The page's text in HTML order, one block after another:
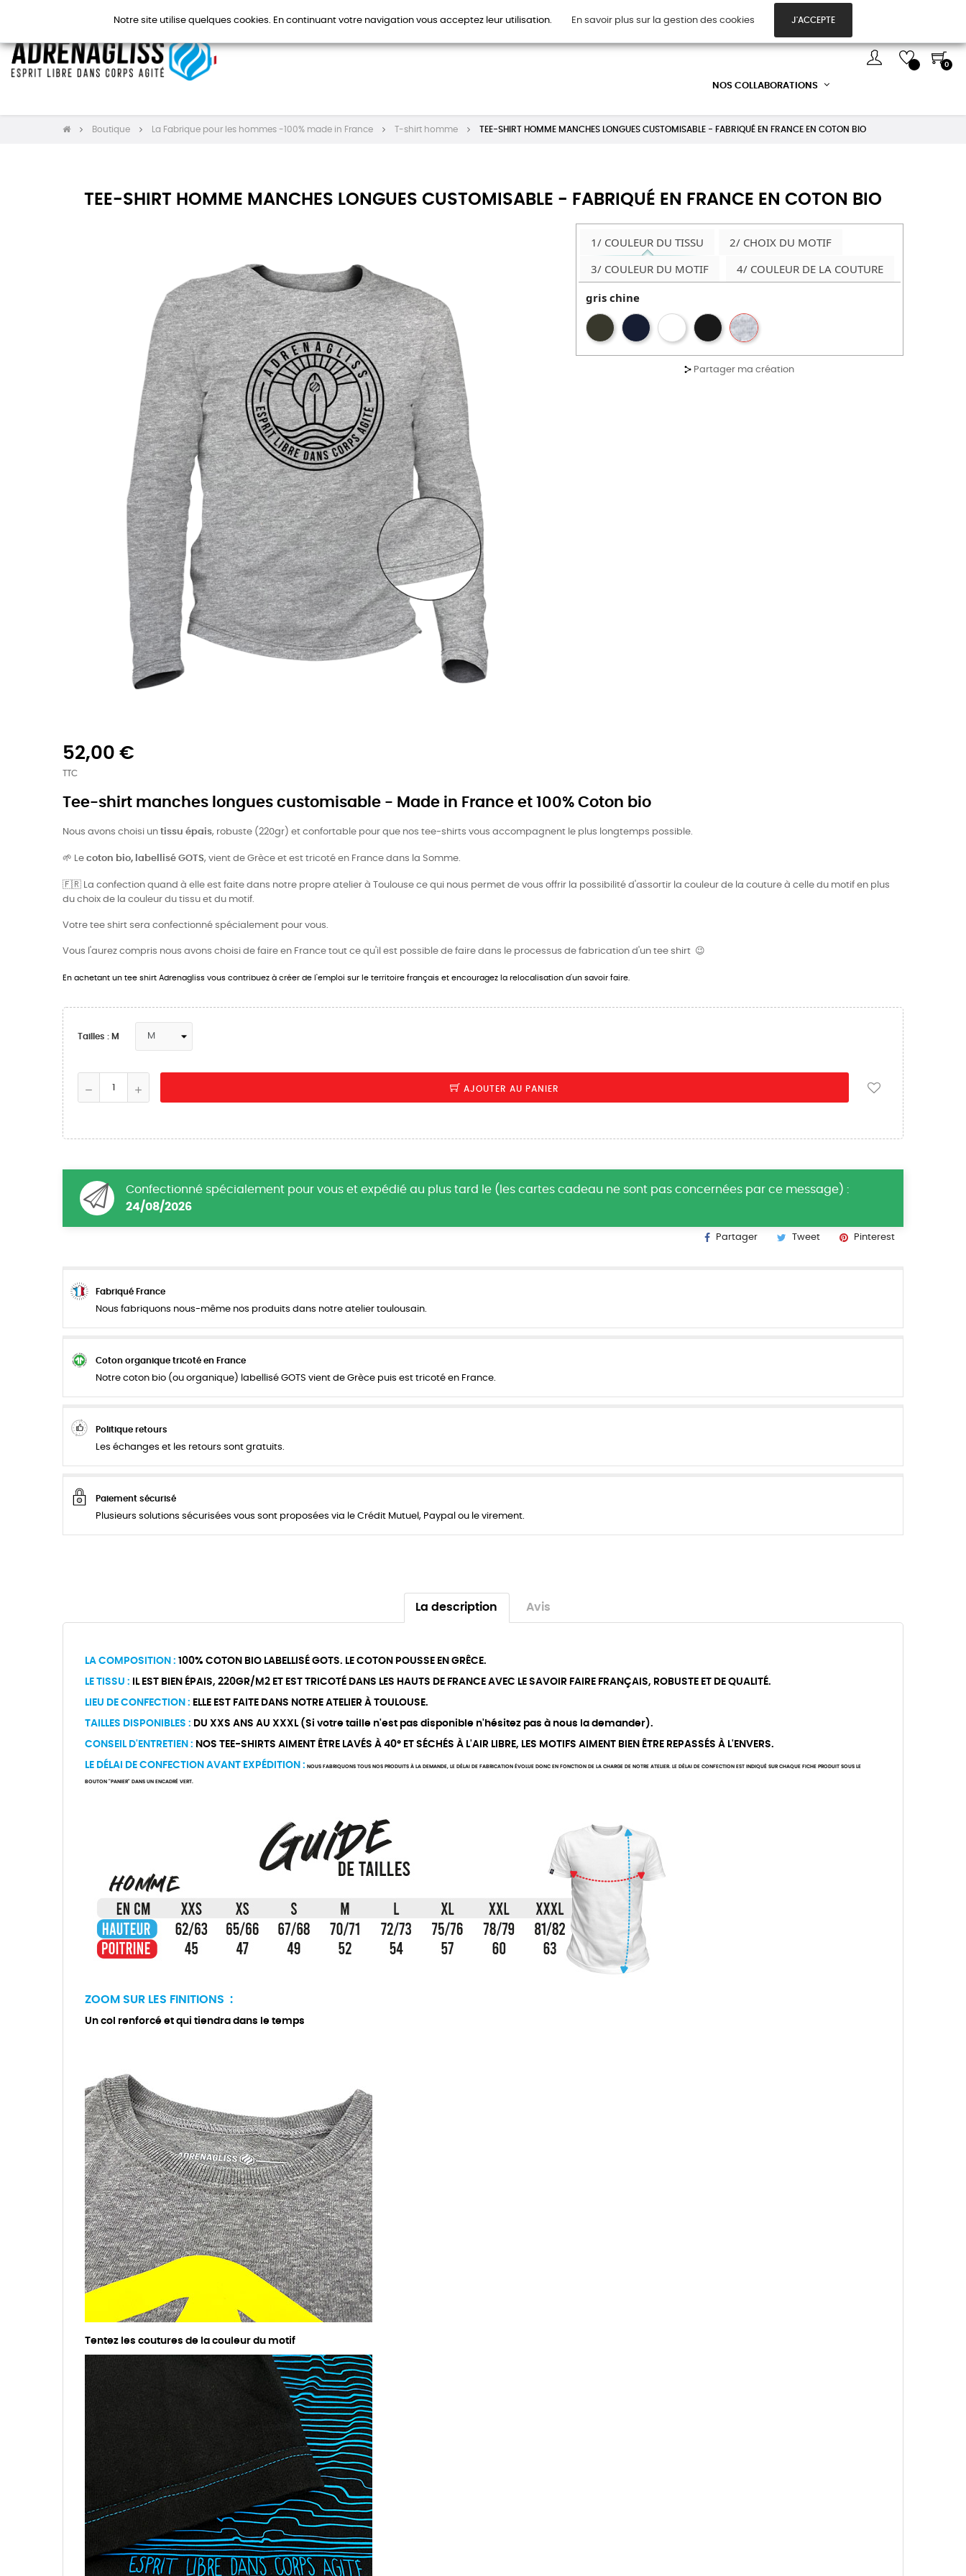
HOMMES FEMMES CARTES CADEAUX
NOS COLLABORATIONS
0
Boutique La Fabrique pour les hommes -100% made in France T-shirt homme TEE-SHIRT HOMME MANCHES LONGUES CUSTOMISABLE - FABRIQUÉ EN FRANCE EN COTON BIO
TEE-SHIRT HOMME MANCHES LONGUES CUSTOMISABLE - FABRIQUÉ EN FRANCE EN COTON BIO
1/ COULEUR DU TISSU
2/ CHOIX DU MOTIF
3/ COULEUR DU MOTIF
4/ COULEUR DE LA COUTURE
gris chine
Partager ma création
52,00 €
TTC
Tee-shirt manches longues customisable - Made in France et 100% Coton bio
Nous avons choisi un tissu épais, robuste (220gr) et confortable pour que nos tee-shirts vous accompagnent le plus longtemps possible.
🌱 Le coton bio, labellisé GOTS, vient de Grèce et est tricoté en France dans la Somme.
🇫🇷 La confection quand à elle est faite dans notre propre atelier à Toulouse ce qui nous permet de vous offrir la possibilité d'assortir la couleur de la couture à celle du motif en plus
du choix de la couleur du tissu et du motif.
Votre tee shirt sera confectionné spécialement pour vous.
Vous l'aurez compris nous avons choisi de faire en France tout ce qu'il est possible de faire dans le processus de fabrication d'un tee shirt 😉
En achetant un tee shirt Adrenagliss vous contribuez à créer de l'emploi sur le territoire français et encouragez la relocalisation d'un savoir faire.
Tailles : M
AJOUTER AU PANIER
Confectionné spécialement pour vous et expédié au plus tard le (les cartes cadeau ne sont pas concernées par ce message) :
24/08/2026
Partager Tweet Pinterest
Fabriqué France
Nous fabriquons nous-même nos produits dans notre atelier toulousain.
Coton organique tricoté en France
Notre coton bio (ou organique) labellisé GOTS vient de Grèce puis est tricoté en France.
Politique retours
Les échanges et les retours sont gratuits.
Paiement sécurisé
Plusieurs solutions sécurisées vous sont proposées via le Crédit Mutuel, Paypal ou le virement.
La description Avis
LA COMPOSITION : 100% COTON BIO LABELLISÉ GOTS. LE COTON POUSSE EN GRÊCE.
LE TISSU : IL EST BIEN ÉPAIS, 220GR/M2 ET EST TRICOTÉ DANS LES HAUTS DE FRANCE AVEC LE SAVOIR FAIRE FRANÇAIS, ROBUSTE ET DE QUALITÉ.
LIEU DE CONFECTION : ELLE EST FAITE DANS NOTRE ATELIER À TOULOUSE.
TAILLES DISPONIBLES : DU XXS ANS AU XXXL (Si votre taille n'est pas disponible n'hésitez pas à nous la demander).
CONSEIL D'ENTRETIEN : NOS TEE-SHIRTS AIMENT ÊTRE LAVÉS À 40° ET SÉCHÉS À L'AIR LIBRE, LES MOTIFS AIMENT BIEN ÊTRE REPASSÉS À L'ENVERS.
LE DÉLAI DE CONFECTION AVANT EXPÉDITION : NOUS FABRIQUONS TOUS NOS PRODUITS À LA DEMANDE, LE DÉLAI DE FABRICATION ÉVOLUE DONC EN FONCTION DE LA CHARGE DE NOTRE ATELIER. LE DÉLAI DE CONFECTION EST INDIQUÉ SUR CHAQUE FICHE PRODUIT SOUS LE
BOUTON "PANIER" DANS UN ENCADRÉ VERT.
ZOOM SUR LES FINITIONS :
Un col renforcé et qui tiendra dans le temps
Tentez les coutures de la couleur du motif
Notre site utilise quelques cookies. En continuant votre navigation vous acceptez leur utilisation. En savoir plus sur la gestion des cookies J'ACCEPTE